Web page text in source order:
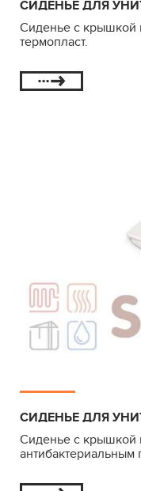
СИДЕНЬЕ ДЛЯ
Сиденье с крышкой
термопласт.
СИДЕНЬЕ ДЛЯ
Сиденье с крышкой
антибактериальным